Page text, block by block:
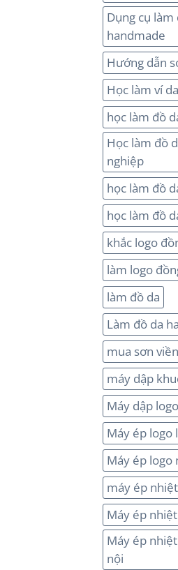
Dụng cụ làm
handmade
Hướng dẫn
Học làm ví da
học làm đồ
Học làm đồ
nghiệp
học làm đồ
học làm đồ
khắc logo
làm logo
làm đồ da
Làm đồ da
mua sơn
máy dập
Máy dập
Máy ép logo
Máy ép logo
máy ép
Máy ép
Máy ép
nội